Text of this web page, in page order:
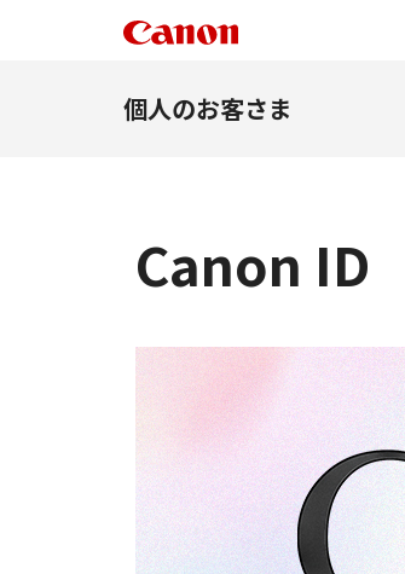
個人のお客さま
Canon ID